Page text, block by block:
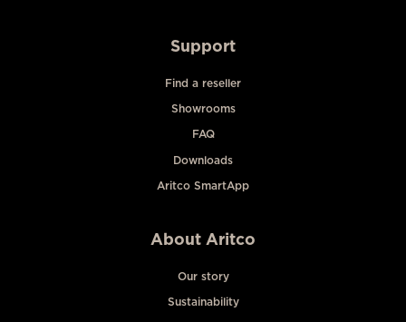
Support
Find a reseller
Showrooms
FAQ
Downloads
Aritco SmartApp
About Aritco
Our story
Sustainability